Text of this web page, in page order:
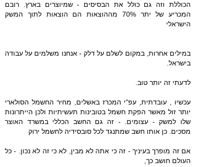
הכוללת וזה גם כולל את הבסיסים - שמיוצרים בארץ. רובם
המכריע של יתר 70% מההוצאות הם הוצאות לתוך המשק
הישראלי
במילים אחרות, במקום לשלם על דלק - אנחנו משלמים על עבודה
בישראל.
לדעתי זה יותר טוב.
עכשיו , עובדתית, עפ"י המכרז באשלים, מחיר החשמל הסולארי
יותר זול מאשר הפקת חשמל בטובינות תעשיתיות ולכן הייתרונות
שלו למשק - עצומים. - זה גם החשב הכללי במשרד האוצר
מסכים. כן אותו חשב שמתנגד לכל סובסידיה לחשמל ירוק
אם זה מופרך בעיניך - זה כי אתה לא מבין, לא כי זה לא נכון. - כל
העולם חושב כך,